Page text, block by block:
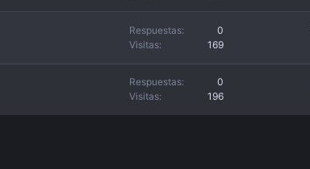
Respuestas
0
Visitas
169
Respuestas
0
Visitas
196